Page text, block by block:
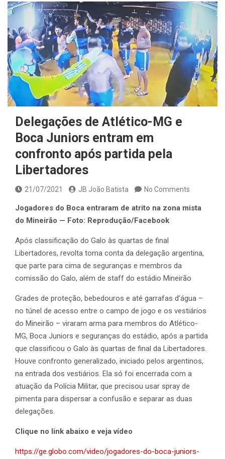
Delegações de Atlético-MG e
Boca Juniors entram em
confronto após partida pela
Libertadores
21/07/2021 JB João Batista No Comments
Jogadores do Boca entraram de atrito na zona mista
do Mineirão — Foto: Reprodução/Facebook
Após classificação do Galo às quartas de final
Libertadores, revolta toma conta da delegação argentina,
que parte para cima de seguranças e membros da
comissão do Galo, além de staff do estádio Mineirão
Grades de proteção, bebedouros e até garrafas d’água –
no túnel de acesso entre o campo de jogo e os vestiários
do Mineirão – viraram arma para membros do Atlético-
MG, Boca Juniors e seguranças do estádio, após a partida
que classificou o Galo às quartas de final da Libertadores.
Houve confronto generalizado, iniciado pelos argentinos,
na entrada dos vestiários. Ela só foi encerrada com a
atuação da Polícia Militar, que precisou usar spray de
pimenta para dispersar a confusão e separar as duas
delegações.
Clique no link abaixo e veja vídeo
https://ge.globo.com/video/jogadores-do-boca-juniors-